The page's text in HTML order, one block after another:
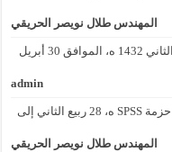
المهندس طلال نويصر الحريقي
■ ■ تصميم ثلاثي الابعاد 26 جماد الأول- 1 جماد الثاني 1432 ه، الموافق 30 أبريل
admin
المسوحات الميدانية وتحليل البيانات باستخدام حزمة SPSS ه، 28 ربيع الثاني إلى
المهندس طلال نويصر الحريقي